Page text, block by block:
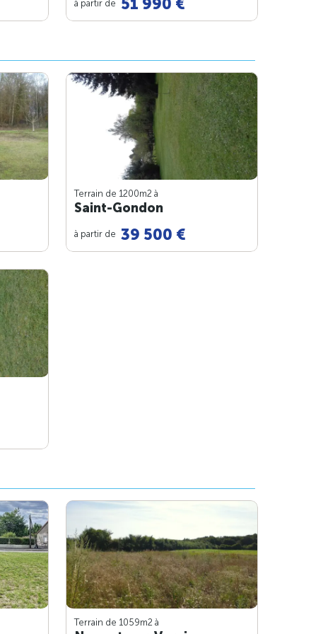
à partir de
Terrain de 1200m2 à
Saint-Gondon
à partir de 39 500 €
Terrain de 1059m2 à